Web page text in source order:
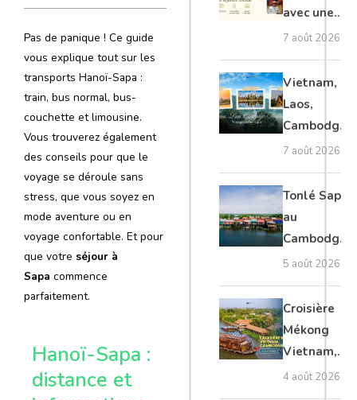
Pas de panique ! Ce guide
vous explique tout sur les
transports Hanoï-Sapa :
train, bus normal, bus-
couchette et limousine.
Vous trouverez également
des conseils pour que le
voyage se déroule sans
stress, que vous soyez en
mode aventure ou en
voyage confortable. Et pour
que votre séjour à
Sapa commence
parfaitement.
Hanoï-Sapa :
distance et
avec une
agence
locale :
guide
complet
7 août 2026
Vietnam,
Laos,
Cambodge,
Thaïlande :
voyage
authentique
7 août 2026
Tonlé Sap
au
Cambodge :
villages
flottants,
meilleure
saison et
conseils
pour bien le
5 août 2026
Croisière
Mékong
Vietnam,
Cambodge
et Laos :
4 août 2026